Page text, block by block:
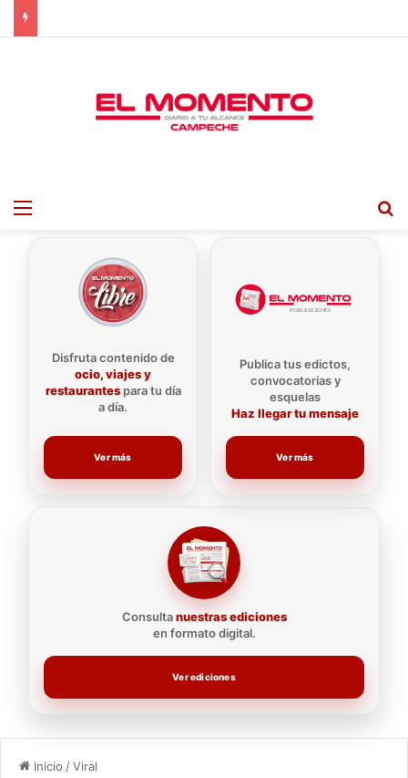
Menu
Disfruta contenido de
ocio, viajes y
restaurantespara tu día
a día.
Ver más
Consultanuestras ediciones
en formato digital.
Ver ediciones
Publica tus edictos,
convocatorias y
esquelas
Haz llegar tu mensaje
Ver más
Inicio /Viral